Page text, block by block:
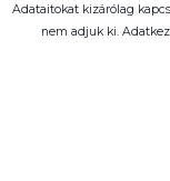
Adataitokat kizárólag
nem adjuk ki.